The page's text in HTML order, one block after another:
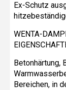
Ex-Schutz
WENTA-
Betonhärtung,
Bereichen, in